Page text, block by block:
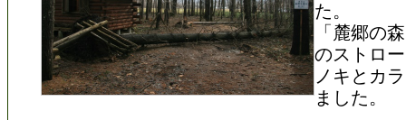
た。
「麓郷の
のストロ
ノキとカ
ました。